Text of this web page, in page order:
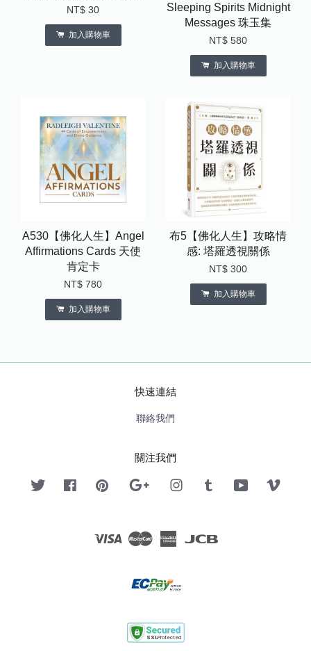
NT$ 30
加入購物車
Sleeping Spirits Midnight
Messages 珠玉集
NT$ 580
加入購物車
A530【佛化人生】Angel
Affirmations Cards 天使
肯定卡
NT$ 780
加入購物車
布5【佛化人生】攻略情
感: 塔羅透視關係
NT$ 300
加入購物車
快速連結
聯絡我們
關注我們
Twitter FacebookPinterest Google InstagramTumblr YouTube
Visa Master American